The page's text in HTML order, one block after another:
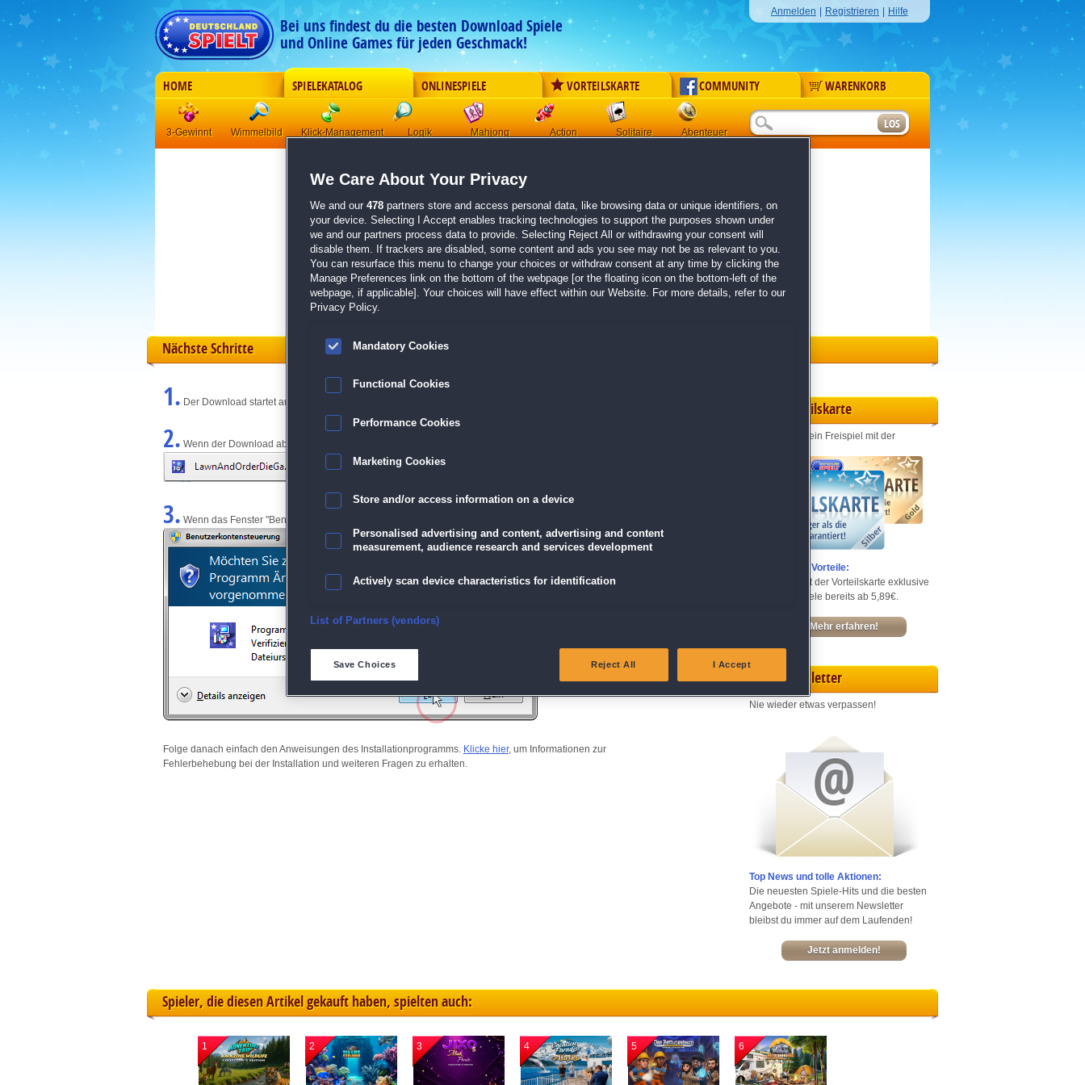
Bei uns findest du die besten Download Spiele
und Online Games für jeden Geschmack!
Anmelden Registrieren Hilfe
HOME SPIELEKATALOG ONLINESPIELE VORTEILSKARTE COMMUNITY WARENKORB
3-Gewinnt Wimmelbild Klick-Management Logik Mahjong Action Solitaire Abenteuer
Der Download wird automatisch gestartet für:
Samurai Solitaire: Return of the Ronin
Größe 152.1 MB
Einen Moment bitte, dein Spiel wird in 5 Sekunden bereitgestellt...
Falls der Download nicht automatisch startet,klicke bitte hier.
Zurück zur Gamepage
Nächste Schritte
1. Der Download startet automatisch und wird am unteren Rand des Browserfensters angezeigt.
2. Wenn der Download abgeschlossen ist, klicke einfach auf die Datei.
3. Wenn das Fenster "Benutzerkontensteuerung" angezeigt wird, klicke auf "Ja" (Bei Windows Vista "Fortsetzen").
Folge danach einfach den Anweisungen des Installationprogramms. Klicke hier, um Informationen zur
Fehlerbehebung bei der Installation und weiteren Fragen zu erhalten.
Vorteilskarte
Jeden Monat ein Freispiel mit der
Entdecke die Vorteile:
Sichere dir mit der Vorteilskarte exklusive
Rabatte – Spiele bereits ab 5,89€.
Mehr erfahren!
Newsletter
Nie wieder etwas verpassen!
Top News und tolle Aktionen:
Die neuesten Spiele-Hits und die besten
Angebote - mit unserem Newsletter
bleibst du immer auf dem Laufenden!
Jetzt anmelden!
Spieler, die diesen Artikel gekauft haben, spielten auch:
1 2 3 4 5 6
We Care About Your Privacy
We and our 478 partners store and access personal data, like browsing data or unique identifiers, on
your device. Selecting I Accept enables tracking technologies to support the purposes shown under
we and our partners process data to provide. Selecting Reject All or withdrawing your consent will
disable them. If trackers are disabled, some content and ads you see may not be as relevant to you.
You can resurface this menu to change your choices or withdraw consent at any time by clicking the
Manage Preferences link on the bottom of the webpage [or the floating icon on the bottom-left of the
webpage, if applicable]. Your choices will have effect within our Website. For more details, refer to our
Privacy Policy.
Mandatory Cookies
Functional Cookies
Performance Cookies
Marketing Cookies
Store and/or access information on a device
Personalised advertising and content, advertising and content
measurement, audience research and services development
Actively scan device characteristics for identification
Ensure security, prevent and detect fraud, and fix errors
Match and combine data from other data sources
List of Partners (vendors)
Save Choices Reject All I Accept